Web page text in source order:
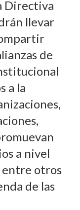
Directiva
llevar
de
a la
a nivel
entre otros
de las